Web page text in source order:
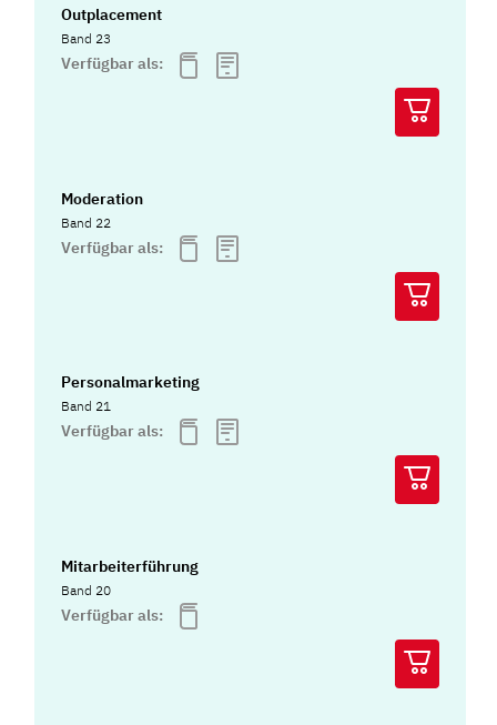
Outplacement
Band 23
Verfügbar als:
Moderation
Band 22
Verfügbar als:
Personalmarketing
Band 21
Verfügbar als:
Mitarbeiterführung
Band 20
Verfügbar als: